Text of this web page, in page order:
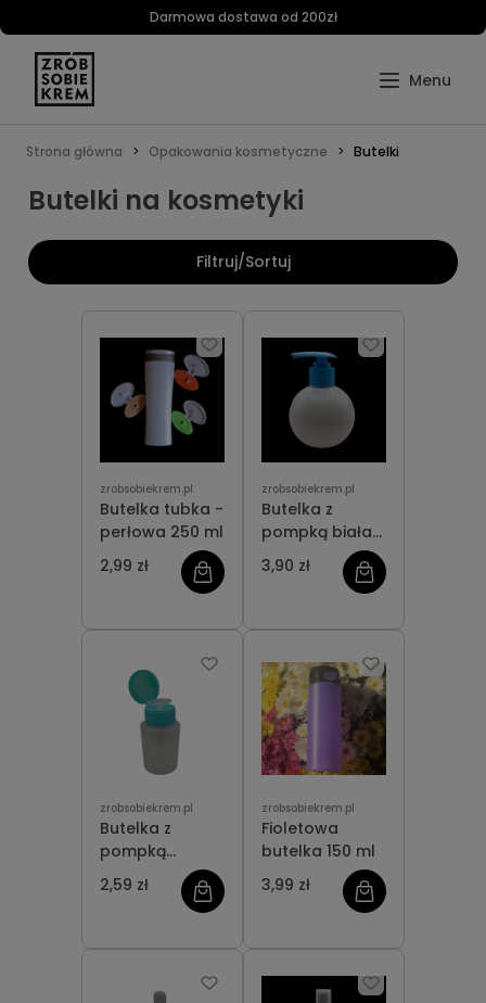
Darmowa dostawa od 200zł
Strona główna Opakowania kosmetyczne Butelki
Butelki na kosmetyki
Filtruj/Sortuj
zrobsobiekrem.pl
Butelka tubka -
perłowa 250 ml
2,99 zł
zrobsobiekrem.pl
Butelka z
pompką biała
300 ml
3,90 zł
zrobsobiekrem.pl
Butelka z
pompką
dozującą 150 ml
2,59 zł
zrobsobiekrem.pl
Fioletowa
butelka 150 ml
3,99 zł